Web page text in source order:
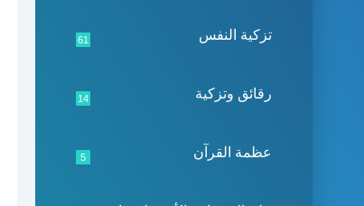
تزكية النفس 61
رقائق وتزكية 14
عظمة القرآن 5